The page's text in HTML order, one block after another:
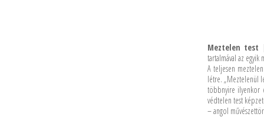
Meztelen test
tartalmával az
A teljesen
létre. „Meztelenül
többnyire ilyenkor
védtelen test
– angol